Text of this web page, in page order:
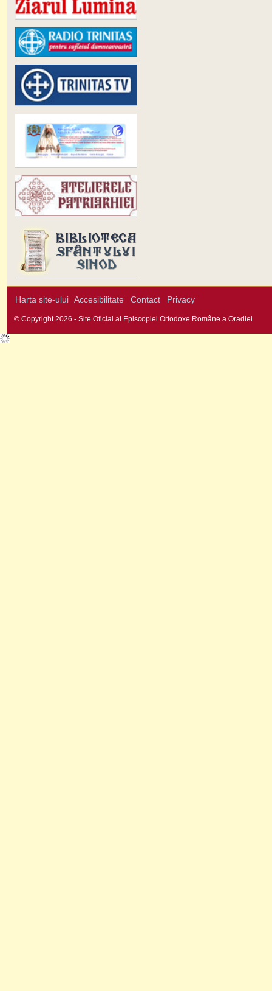
Harta site-ului Accesibilitate Contact Privacy
© Copyright 2026 - Site Oficial al Episcopiei Ortodoxe Române a Oradiei